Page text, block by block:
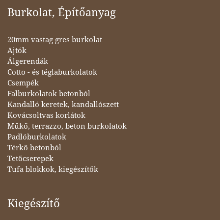
Burkolat, Építőanyag
20mm vastag gres burkolat
Ajtók
Álgerendák
Cotto - és téglaburkolatok
Csempék
Falburkolatok betonból
Kandalló keretek, kandallószett
Kovácsoltvas korlátok
Műkő, terrazzo, beton burkolatok
Padlóburkolatok
Térkő betonból
Tetőcserepek
Tufa blokkok, kiegészítők
Kiegészítő